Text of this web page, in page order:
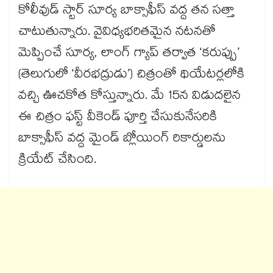
కోలీవుడ్ స్టార్ సూర్య బాక్సాఫీస్ వద్ద తన సత్తా
చాటుతున్నారు. వైవిధ్యభరితమైన నటనతో
మెప్పించే సూర్య, లాంగ్ గ్యాప్ తర్వాత ‘కరుప్పు’
(తెలుగులో ‘వీరభద్రుడు’) చిత్రంతో థియేటర్లలోకి
వచ్చి ఊచకోత కోస్తున్నారు. మే 15న విడుదలైన
ఈ చిత్రం ఫస్ట్ వీకెండ్ పూర్తి చేసుకునేసరికి
బాక్సాఫీస్ వద్ద మైండ్ బ్లోయింగ్ రికార్డులను
క్రియేట్ చేసింది.